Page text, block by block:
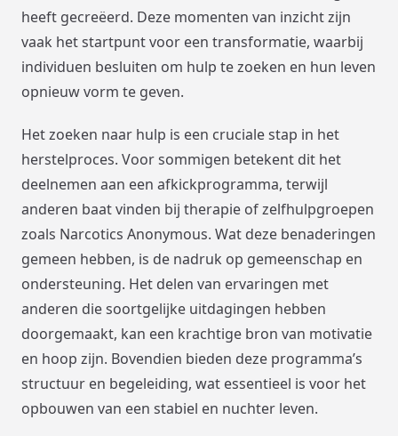
heeft gecreëerd. Deze momenten van inzicht zijn
vaak het startpunt voor een transformatie, waarbij
individuen besluiten om hulp te zoeken en hun leven
opnieuw vorm te geven.
Het zoeken naar hulp is een cruciale stap in het
herstelproces. Voor sommigen betekent dit het
deelnemen aan een afkickprogramma, terwijl
anderen baat vinden bij therapie of zelfhulpgroepen
zoals Narcotics Anonymous. Wat deze benaderingen
gemeen hebben, is de nadruk op gemeenschap en
ondersteuning. Het delen van ervaringen met
anderen die soortgelijke uitdagingen hebben
doorgemaakt, kan een krachtige bron van motivatie
en hoop zijn. Bovendien bieden deze programma’s
structuur en begeleiding, wat essentieel is voor het
opbouwen van een stabiel en nuchter leven.